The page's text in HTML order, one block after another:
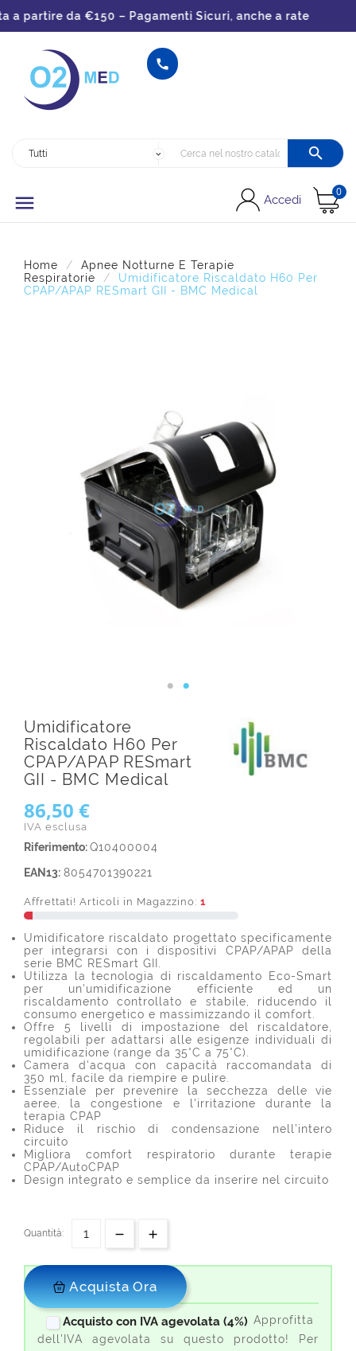
da €150 – Pagamenti Sicuri, anche a rate


 Accedi
0
Home
Apnee Notturne E Terapie
Respiratorie
Umidificatore Riscaldato H60 Per
CPAP/APAP RESmart GII - BMC Medical
Umidificatore
Riscaldato H60 Per
CPAP/APAP RESmart
GII - BMC Medical
86,50 €
IVA esclusa
Riferimento:Q10400004
EAN13: 8054701390221
Affrettati! Articoli in Magazzino: 1
Umidificatore riscaldato progettato specificamente
per integrarsi con i dispositivi CPAP/APAP della
serie BMC RESmart GII.
Utilizza la tecnologia di riscaldamento Eco-Smart
per un'umidificazione efficiente ed un
riscaldamento controllato e stabile, riducendo il
consumo energetico e massimizzando il comfort.
Offre 5 livelli di impostazione del riscaldatore,
regolabili per adattarsi alle esigenze individuali di
umidificazione (range da 35°C a 75°C).
Camera d'acqua con capacità raccomandata di
350 ml, facile da riempire e pulire.
Essenziale per prevenire la secchezza delle vie
aeree, la congestione e l'irritazione durante la
terapia CPAP
Riduce il rischio di condensazione nell’intero
circuito
Migliora comfort respiratorio durante terapie
CPAP/AutoCPAP
Design integrato e semplice da inserire nel circuito
Quantità:
Acquista Ora
Acquisto con IVA agevolata (4%) Approfitta
dell'IVA agevolata su questo prodotto! Per